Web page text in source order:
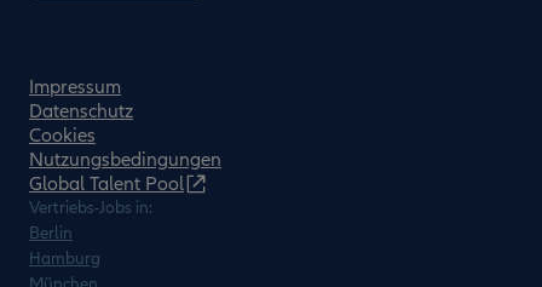
Impressum
Datenschutz
Cookies
Nutzungsbedingungen
Global Talent Pool
Vertriebs-Jobs in:
Berlin
Hamburg